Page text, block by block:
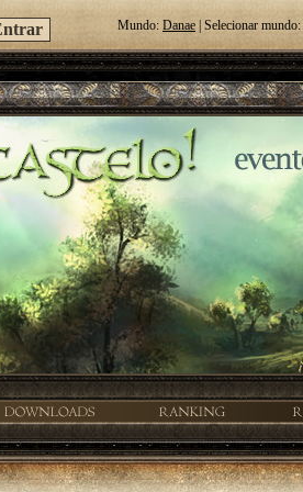
Mundo: Danae | Selecionar mundo: